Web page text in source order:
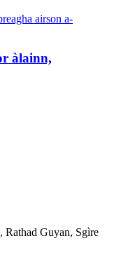
àlainn,
Rathad Guyan, Sgìre